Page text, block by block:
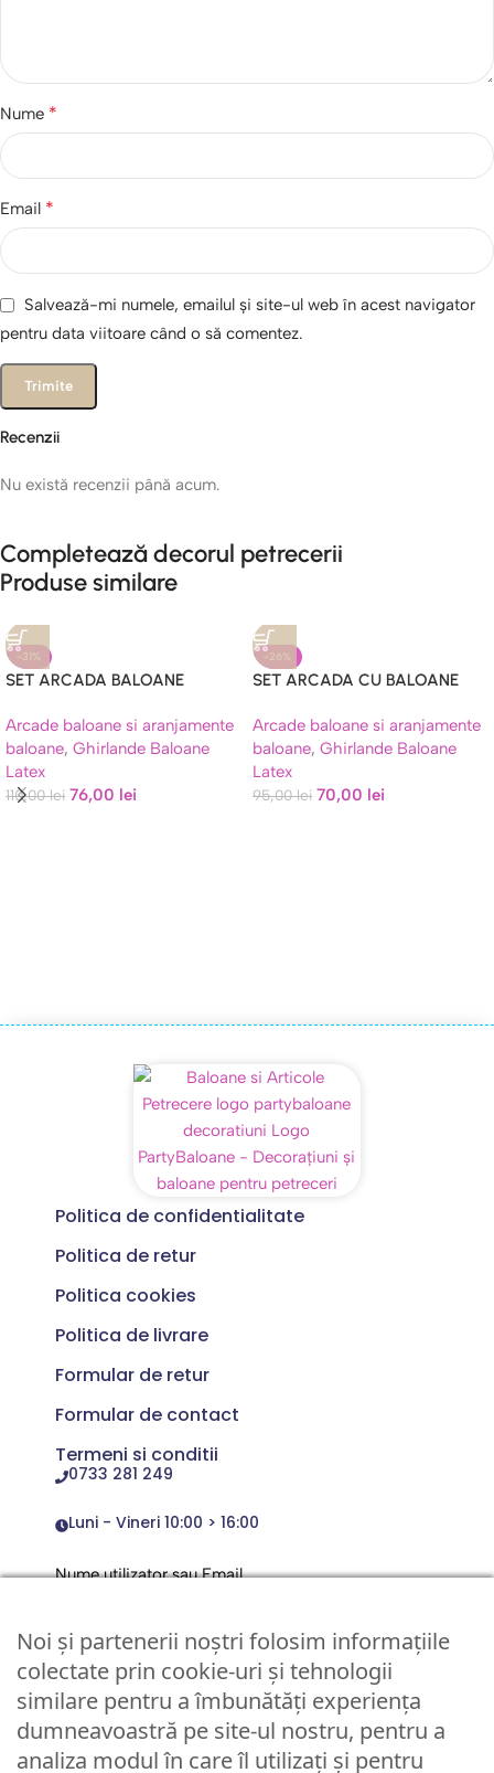
Recenzii
Nu există recenzii până acum.
Nume *
Email *
Salvează-mi numele, emailul și site-ul web în acest navigator
pentru data viitoare când o să comentez.
Completează decorul petrecerii
Produse similare
-31%
SET ARCADA BALOANE
Arcade baloane si aranjamente
baloane, Ghirlande Baloane
Latex
110,00lei 76,00 lei
-26%
SET ARCADA CU BALOANE
Arcade baloane si aranjamente
baloane, Ghirlande Baloane
Latex
95,00lei 70,00 lei
Politica de confidentialitate
Politica de retur
Politica cookies
Politica de livrare
Formular de retur
Formular de contact
Termeni si conditii
0733 281 249
Luni - Vineri 10:00 > 16:00
Nume utilizator sau Email
Parola
Remember Me
Noi și partenerii noștri folosim informațiile
colectate prin cookie-uri și tehnologii
similare pentru a îmbunătăți experiența
dumneavoastră pe site-ul nostru, pentru a
analiza modul în care îl utilizați și pentru